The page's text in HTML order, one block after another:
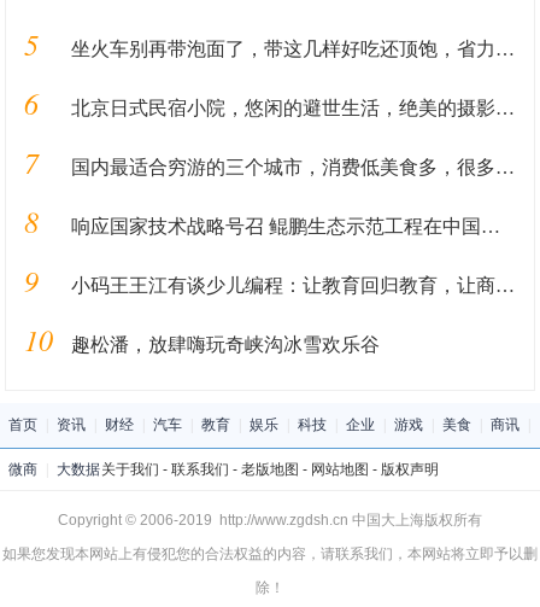
5
坐火车别再带泡面了，带这几样好吃还顶饱，省力又方便
6 北京日式民宿小院，悠闲的避世生活，绝美的摄影圣地
7 国内最适合穷游的三个城市，消费低美食多，很多景点都免门票
8 响应国家技术战略号召 鲲鹏生态示范工程在中国科技城落地
9 小码王王江有谈少儿编程：让教育回归教育，让商业回归商业
10 趣松潘，放肆嗨玩奇峡沟冰雪欢乐谷
首页 资讯 财经 汽车 教育 娱乐 科技 企业 游戏 美食 商讯
微商 大数据关于我们 - 联系我们 - 老版地图 - 网站地图 - 版权声明
Copyright © 2006-2019 http://www.zgdsh.cn 中国大上海版权所有
如果您发现本网站上有侵犯您的合法权益的内容，请联系我们，本网站将立即予以删
除！